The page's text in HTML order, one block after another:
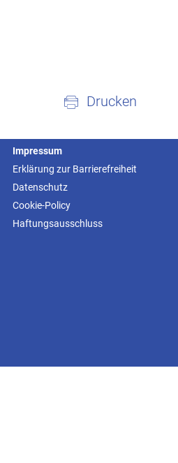
Drucken
Impressum
Erklärung zur Barrierefreiheit
Datenschutz
Cookie-Policy
Haftungsausschluss